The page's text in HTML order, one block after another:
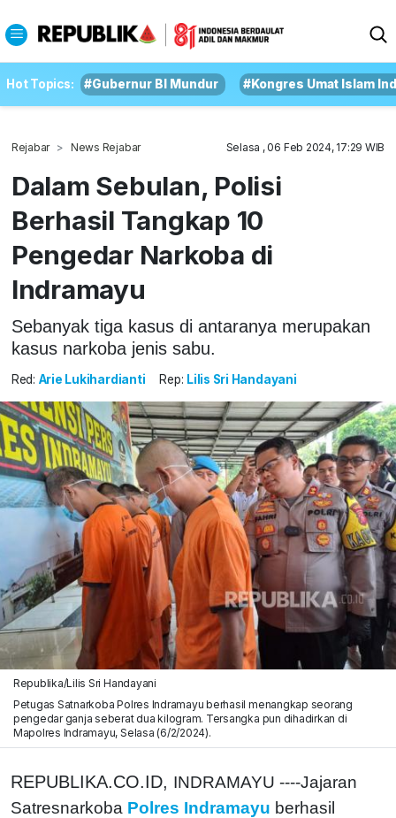
Hot Topics: #Gubernur BI Mundur #Kongres Umat Islam
Rejabar News Rejabar Selasa , 06 Feb 2024, 17:29 WIB
Dalam Sebulan, Polisi
Berhasil Tangkap 10
Pengedar Narkoba di
Indramayu
Sebanyak tiga kasus di antaranya merupakan
kasus narkoba jenis sabu.
Red: Arie Lukihardianti Rep: Lilis Sri Handayani
Republika/Lilis Sri Handayani
Petugas Satnarkoba Polres Indramayu berhasil menangkap seorang
pengedar ganja seberat dua kilogram. Tersangka pun dihadirkan di
Mapolres Indramayu, Selasa (6/2/2024).
REPUBLIKA.CO.ID, INDRAMAYU ----Jajaran
Satresnarkoba Polres Indramayu berhasil